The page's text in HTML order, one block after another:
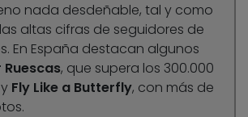
nada desdeñable, tal y como
altas cifras de seguidores de
En España destacan algunos
, que supera los 300.000
Fly Like a Butterfly, con más de